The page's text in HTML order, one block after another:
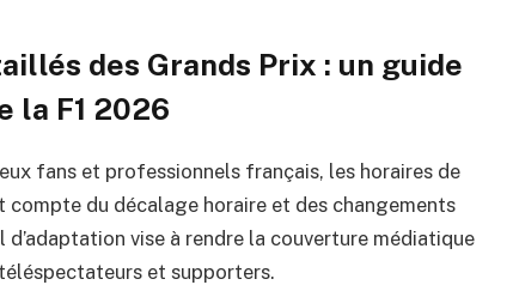
des Grands Prix : un guide
la F1 2026
fans et professionnels français, les horaires de
du décalage horaire et des changements
d’adaptation vise à rendre la couverture médiatique
et supporters.